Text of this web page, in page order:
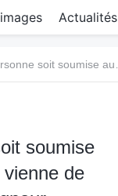
Actualités
soumise
vienne de